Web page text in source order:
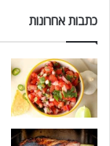
כתבות אחרונות